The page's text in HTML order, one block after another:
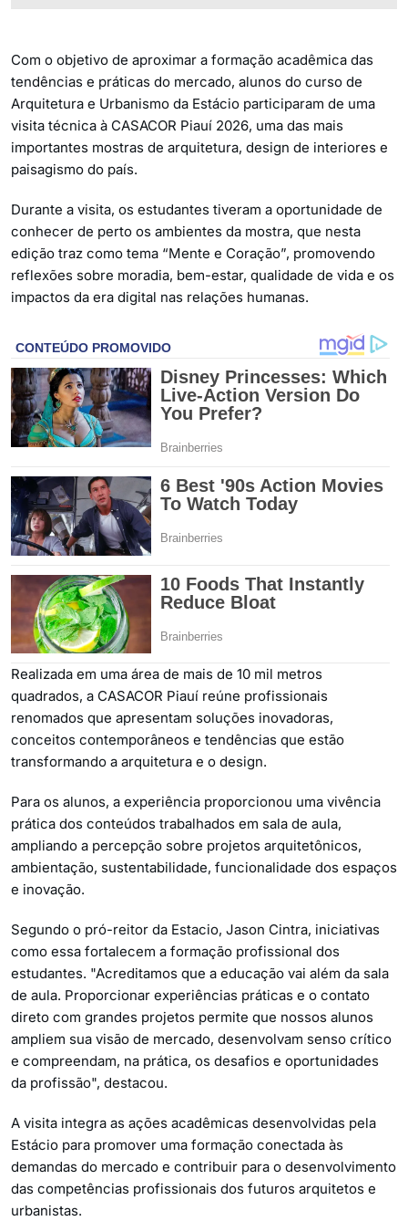
Com o objetivo de aproximar a formação acadêmica das
tendências e práticas do mercado, alunos do curso de
Arquitetura e Urbanismo da Estácio participaram de uma
visita técnica à CASACOR Piauí 2026, uma das mais
importantes mostras de arquitetura, design de interiores e
paisagismo do país.
Durante a visita, os estudantes tiveram a oportunidade de
conhecer de perto os ambientes da mostra, que nesta
edição traz como tema “Mente e Coração”, promovendo
reflexões sobre moradia, bem-estar, qualidade de vida e os
impactos da era digital nas relações humanas.
Realizada em uma área de mais de 10 mil metros
quadrados, a CASACOR Piauí reúne profissionais
renomados que apresentam soluções inovadoras,
conceitos contemporâneos e tendências que estão
transformando a arquitetura e o design.
Para os alunos, a experiência proporcionou uma vivência
prática dos conteúdos trabalhados em sala de aula,
ampliando a percepção sobre projetos arquitetônicos,
ambientação, sustentabilidade, funcionalidade dos espaços
e inovação.
Segundo o pró-reitor da Estacio, Jason Cintra, iniciativas
como essa fortalecem a formação profissional dos
estudantes. "Acreditamos que a educação vai além da sala
de aula. Proporcionar experiências práticas e o contato
direto com grandes projetos permite que nossos alunos
ampliem sua visão de mercado, desenvolvam senso crítico
e compreendam, na prática, os desafios e oportunidades
da profissão", destacou.
A visita integra as ações acadêmicas desenvolvidas pela
Estácio para promover uma formação conectada às
demandas do mercado e contribuir para o desenvolvimento
das competências profissionais dos futuros arquitetos e
urbanistas.